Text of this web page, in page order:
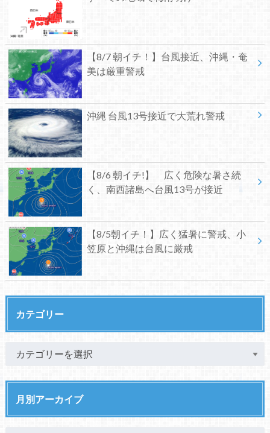
【8/7 朝イチ！】台風接近、沖縄・奄
美は厳重警戒
沖縄 台風13号接近で大荒れ警戒
【8/6 朝イチ!】 広く危険な暑さ続
く、南西諸島へ台風13号が接近
【8/5朝イチ！】広く猛暑に警戒、小
笠原と沖縄は台風に厳戒
カテゴリー
月別アーカイブ